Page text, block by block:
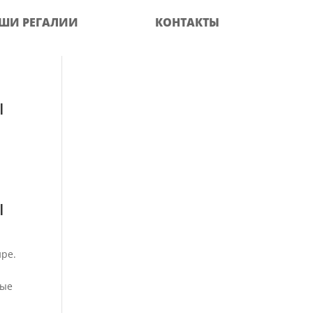
РЕГАЛИИ КОНТАКТЫ